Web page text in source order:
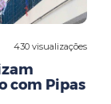
430 visualizações
com Pipas